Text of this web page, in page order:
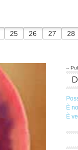
25 26 27 28
--
È
È